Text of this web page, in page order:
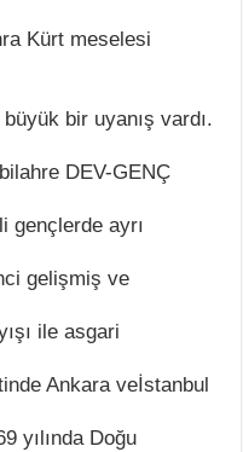
Kürt meselesi
bir uyanış vardı.
DEV-GENÇ
gençlerde ayrı
gelişmiş ve
ile asgari
Ankara veİstanbul
yılında Doğu